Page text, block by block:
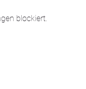
blockiert.